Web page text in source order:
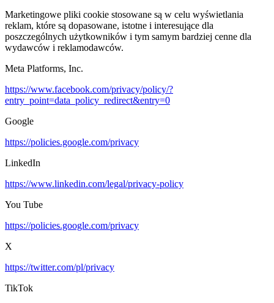
Marketingowe pliki cookie stosowane są w celu wyświetlania
reklam, które są dopasowane, istotne i interesujące dla
poszczególnych użytkowników i tym samym bardziej cenne dla
wydawców i reklamodawców.
Meta Platforms, Inc.
https://www.facebook.com/privacy/policy/?
entry_point=data_policy_redirect&entry=0
Google
https://policies.google.com/privacy
LinkedIn
https://www.linkedin.com/legal/privacy-policy
You Tube
https://policies.google.com/privacy
X
https://twitter.com/pl/privacy
TikTok